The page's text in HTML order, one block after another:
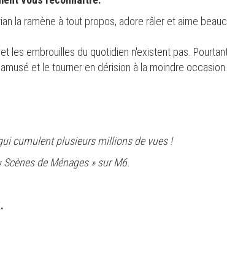
la ramène à tout propos, adore râler et aime
les embrouilles du quotidien n'existent pas.
et le tourner en dérision à la moindre occasion.
cumulent plusieurs millions de vues !
de Ménages » sur M6.